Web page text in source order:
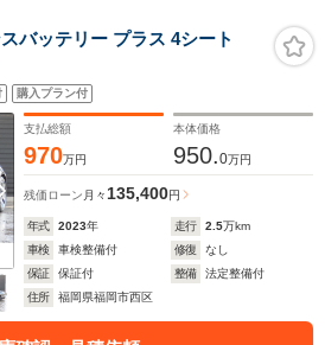
バッテリー プラス 4シート
購入プラン付
支払総額
970万円
本体価格
950.0万円
残価ローン 月々135,400円
年式 2023年 走行 2.5万km
車検
車検整備付 修復
なし
保証
保証付 整備
法定整備付
住所
福岡県福岡市西区